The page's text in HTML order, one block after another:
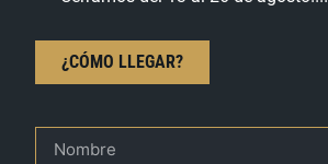
¿CÓMO LLEGAR?